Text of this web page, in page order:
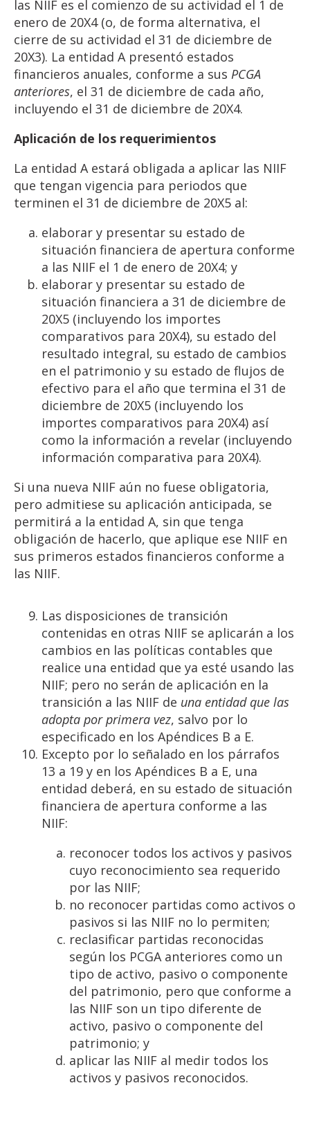
las NIIF es el comienzo de su actividad el 1 de
enero de 20X4 (o, de forma alternativa, el
cierre de su actividad el 31 de diciembre de
20X3). La entidad A presentó estados
financieros anuales, conforme a sus PCGA
anteriores, el 31 de diciembre de cada año,
incluyendo el 31 de diciembre de 20X4.
Aplicación de los requerimientos
La entidad A estará obligada a aplicar las NIIF
que tengan vigencia para periodos que
terminen el 31 de diciembre de 20X5 al:
elaborar y presentar su estado de
situación financiera de apertura conforme
a las NIIF el 1 de enero de 20X4; y
elaborar y presentar su estado de
situación financiera a 31 de diciembre de
20X5 (incluyendo los importes
comparativos para 20X4), su estado del
resultado integral, su estado de cambios
en el patrimonio y su estado de flujos de
efectivo para el año que termina el 31 de
diciembre de 20X5 (incluyendo los
importes comparativos para 20X4) así
como la información a revelar (incluyendo
información comparativa para 20X4).
Si una nueva NIIF aún no fuese obligatoria,
pero admitiese su aplicación anticipada, se
permitirá a la entidad A, sin que tenga
obligación de hacerlo, que aplique ese NIIF en
sus primeros estados financieros conforme a
las NIIF.
Las disposiciones de transición
contenidas en otras NIIF se aplicarán a los
cambios en las políticas contables que
realice una entidad que ya esté usando las
NIIF; pero no serán de aplicación en la
transición a las NIIF de una entidad que las
adopta por primera vez, salvo por lo
especificado en los Apéndices B a E.
Excepto por lo señalado en los párrafos
13 a 19 y en los Apéndices B a E, una
entidad deberá, en su estado de situación
financiera de apertura conforme a las
NIIF:
reconocer todos los activos y pasivos
cuyo reconocimiento sea requerido
por las NIIF;
no reconocer partidas como activos o
pasivos si las NIIF no lo permiten;
reclasificar partidas reconocidas
según los PCGA anteriores como un
tipo de activo, pasivo o componente
del patrimonio, pero que conforme a
las NIIF son un tipo diferente de
activo, pasivo o componente del
patrimonio; y
aplicar las NIIF al medir todos los
activos y pasivos reconocidos.